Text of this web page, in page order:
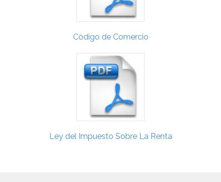
Código de Comercio
Ley del Impuesto Sobre La Renta